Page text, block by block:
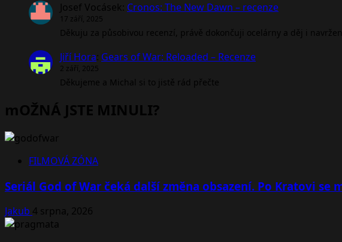
Josef Vocásek: Cronos: The New Dawn – recenze
17 září, 2025
Děkuju za působivou recenzí, právě dokončuji ocelárny a děj i
Jiří Hora: Gears of War: Reloaded – Recenze
2 září, 2025
Děkujeme a Michal si to jistě rád přečte
mOŽNÁ JSTE MINULI?
FILMOVÁ ZÓNA
Seriál God of War čeká další změna obsazení. Po Kratovi se
Jakub 4 srpna, 2026